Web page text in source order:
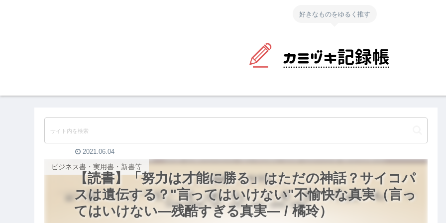
好きなものをゆるく推す
【読書】「努力は才能に勝る」はただの神話？サイコパ
スは遺伝する？"言ってはいけない"不愉快な真実（言っ
てはいけない―残酷すぎる真実― / 橘玲）
ビジネス書・実用書・新書等
2021.06.04